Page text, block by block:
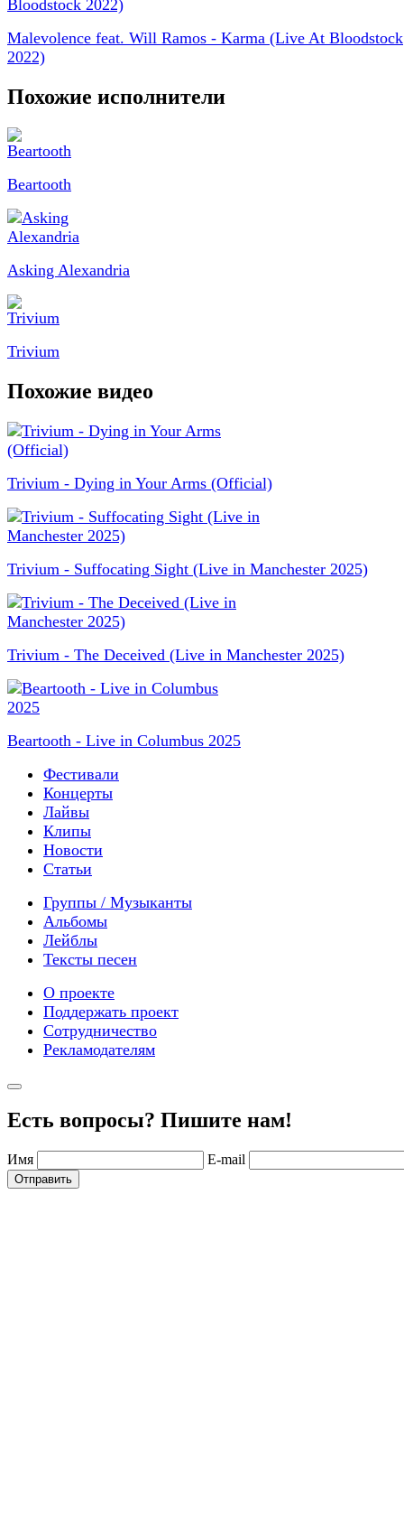
Malevolence feat. Will Ramos - Karma (Live At Bloodstock
2022)
Похожие исполнители
Beartooth
Asking Alexandria
Trivium
Похожие видео
Trivium - Dying in Your Arms (Official)
Trivium - Suffocating Sight (Live in Manchester 2025)
Trivium - The Deceived (Live in Manchester 2025)
Beartooth - Live in Columbus 2025
Фестивали
Концерты
Лайвы
Клипы
Новости
Статьи
Группы / Музыканты
Альбомы
Лейблы
Тексты песен
О проекте
Поддержать проект
Сотрудничество
Рекламодателям
Есть вопросы? Пишите нам!
Имя E-mail